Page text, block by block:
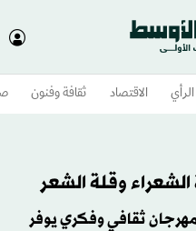
الرأي الاقتصاد ثقافة وفنون
وقلة الشعر
مهرجان ثقافي وفكري يوفر